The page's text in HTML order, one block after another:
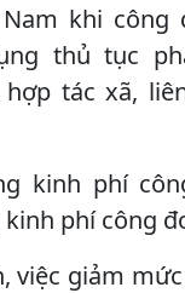
khi công
thủ tục
hợp tác xã,
kinh phí
phí công
việc giảm